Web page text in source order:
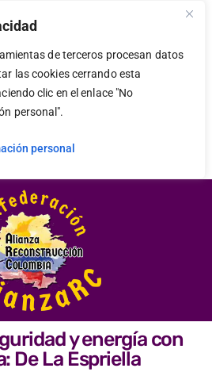
de terceros procesan datos
las cookies cerrando esta
clic en el enlace "No
personal".
personal
y energía con
De La Espriella